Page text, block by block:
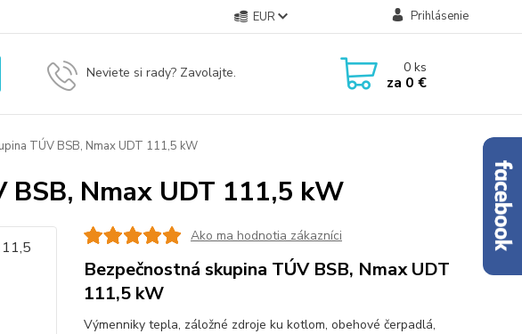
EUR Prihlásenie
Neviete si rady? Zavolajte. 0ks
za 0 €
TÚV BSB, Nmax UDT 111,5 kW
Nmax UDT 111,5 kW
Ako ma hodnotia zákazníci
Bezpečnostná skupina TÚV BSB, Nmax UDT
111,5 kW
Výmenniky tepla, záložné zdroje ku kotlom, obehové čerpadlá,